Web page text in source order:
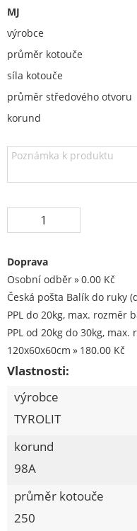
brousící
Orovnávací
ostření nožů
Redukční vložky
Flex. kotouče
Vrtací nástroje,
Diamantové
Pilové kotouče
Spojovací
Spojovací
Stavební chemie
Dedra nářadí
Železářství a
Kubis
MJ
výrobce
průměr kotouče
síla kotouče
průměr středového otvoru
korund
Doprava
Osobní odběr
0.00 Kč
Česká pošta Balík do ruky
PPL do 20kg, max. rozměr
PPL od 20kg do 30kg,
120x60x60cm
180.00 Kč
Vlastnosti:
výrobce
TYROLIT
korund
98A
průměr kotouče
250